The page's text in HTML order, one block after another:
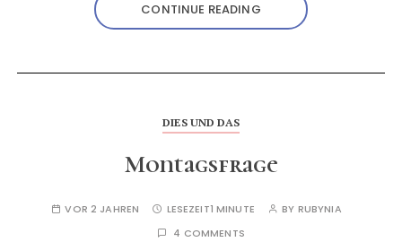
CONTINUE READING
DIES UND DAS
Montagsfrage
VOR 2 JAHREN LESEZEIT1 MINUTE BY RUBYNIA
4 COMMENTS